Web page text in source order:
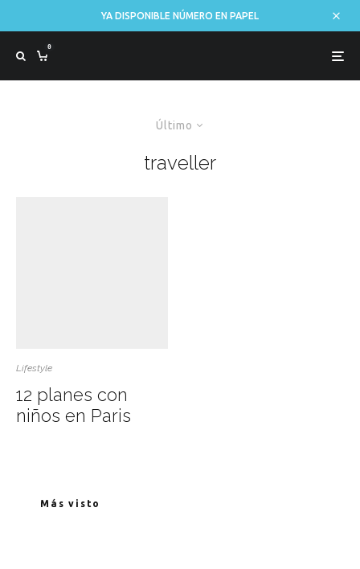
YA DISPONIBLE NÚMERO EN PAPEL
0
Último
traveller
Lifestyle
12 planes con
niños en Paris
Más visto